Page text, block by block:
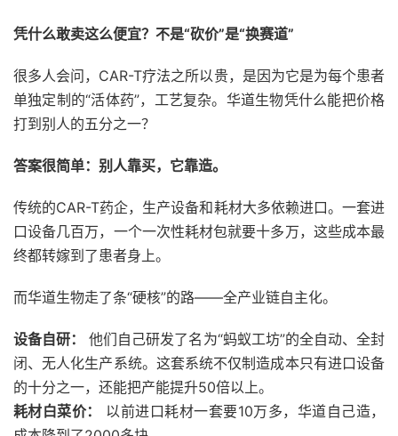
凭什么敢卖这么便宜？不是“砍价”是“换赛道”
很多人会问，CAR-T疗法之所以贵，是因为它是为每个患者
单独定制的“活体药”，工艺复杂。华道生物凭什么能把价格
打到别人的五分之一？
答案很简单：别人靠买，它靠造。
传统的CAR-T药企，生产设备和耗材大多依赖进口。一套进
口设备几百万，一个一次性耗材包就要十多万，这些成本最
终都转嫁到了患者身上。
而华道生物走了条“硬核”的路——全产业链自主化。
设备自研：
他们自己研发了名为“蚂蚁工坊”的全自动、全封
闭、无人化生产系统。这套系统不仅制造成本只有进口设备
的十分之一，还能把产能提升50倍以上。
耗材白菜价：
以前进口耗材一套要10万多，华道自己造，